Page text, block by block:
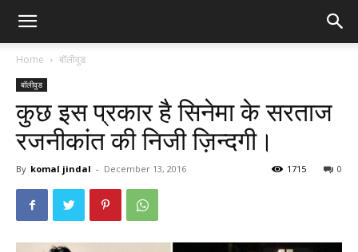
Home बॉलीवुड
बॉलीवुड
कुछ इस प्रकार है सिनेमा के सरताज
रजनीकांत की निजी ज़िन्दगी।
By komal jindal - December 13, 2016 0
1715